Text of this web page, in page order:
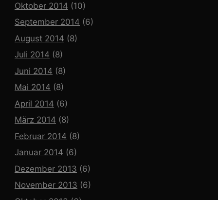
Oktober 2014 (10)
September 2014 (6)
August 2014 (8)
Juli 2014 (8)
Juni 2014 (8)
Mai 2014 (8)
April 2014 (6)
März 2014 (8)
Februar 2014 (8)
Januar 2014 (6)
Dezember 2013 (6)
November 2013 (6)